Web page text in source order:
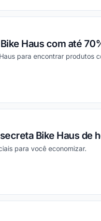
Haus com até
para encontrar produtos
Bike Haus de
para você economizar.